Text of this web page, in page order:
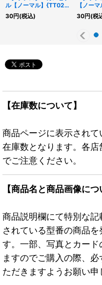
ル【ノーマル】{TT02-
JPB25}《エクシーズ》
30円(税込)
【ノー
JPB13}《
30円(税
【在庫数について】
商品ページに表示され
在庫数となります。各
でご注意ください。
【商品名と商品画像につ
商品説明欄にて特別な
されている型番の商品
す。一部、写真とカー
ますのでご購入の際、
ただきますようお願い申